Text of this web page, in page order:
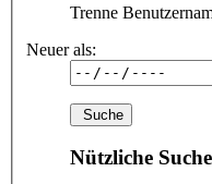
Trenne
Neuer als:
Nützliche